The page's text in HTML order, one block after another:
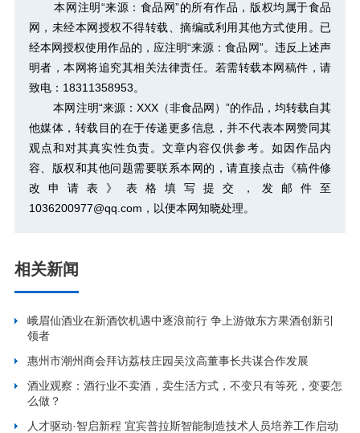
本网注明“来源：食品网”的所有作品，版权均属于食品
网，未经本网授权不得转载、摘编或利用其他方式使用。已
经本网授权使用作品的，应注明“来源：食品网”。违反上述声
明者，本网将追究其相关法律责任。若需转载本网稿件，请
致电：18311358953。
本网注明“来源：XXX（非食品网）”的作品，均转载自其
他媒体，转载目的在于传递更多信息，并不代表本网赞同其
观点和对其真实性负责。文章内容仅供参考。如因作品内
容、版权和其他问题需要联系本网的，请直接点击 《稿件修
改申请表》 表格填写提交，发邮件至
1036200977@qq.com，以便本网知晓处理。
相关新闻
峨眉仙酒业在新酒饮机遇中逐浪前行 争上游做东方果酒创新引
领者
惠州市潮州商会拜访荔枝庄园吴汶高董事长共谋合作发展
酒业观察：酒行业不卖酒，卖生活方式，不变只有等死，变要怎
么做？
人才驱动·智启新程 宜宾普拉斯智能制造技术人员培养工作启动